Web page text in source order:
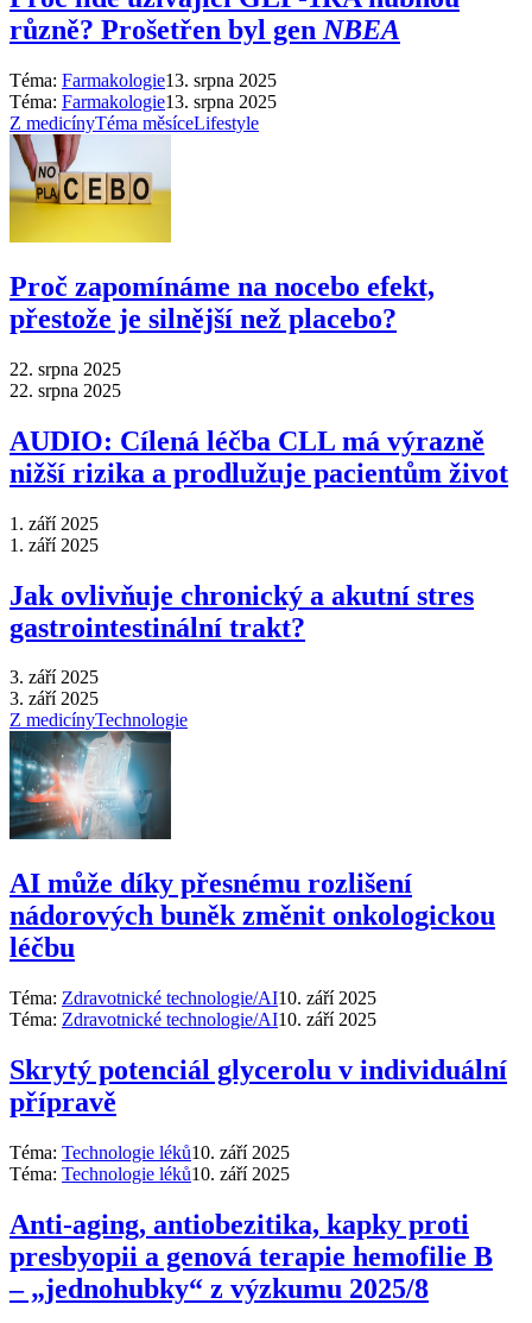
různě? Prošetřen byl gen NBEA
Téma: Farmakologie13. srpna 2025
Téma: Farmakologie13. srpna 2025
Z medicínyTéma měsíceLifestyle
Proč zapomínáme na nocebo efekt,
přestože je silnější než placebo?
22. srpna 2025
22. srpna 2025
AUDIO: Cílená léčba CLL má výrazně
nižší rizika a prodlužuje pacientům život
1. září 2025
1. září 2025
Jak ovlivňuje chronický a akutní stres
gastrointestinální trakt?
3. září 2025
3. září 2025
Z medicínyTechnologie
AI může díky přesnému rozlišení
nádorových buněk změnit onkologickou
léčbu
Téma: Zdravotnické technologie/AI10. září 2025
Téma: Zdravotnické technologie/AI10. září 2025
Skrytý potenciál glycerolu v individuální
přípravě
Téma: Technologie léků10. září 2025
Téma: Technologie léků10. září 2025
Anti‑aging, antiobezitika, kapky proti
presbyopii a genová terapie hemofilie B
–⁠ „jednohubky“ z výzkumu 2025/8